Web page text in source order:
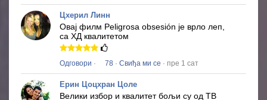
Цхерил Линн
Овај филм Peligrosa obsesión је врло леп,
са ХД квалитетом
Одговори · 78 · Свиђа ми се · пре 1 сат
Ерин Цоцхран Цоле
Велики избор и квалитет бољи су од ТВ